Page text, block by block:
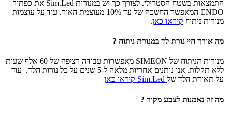
התמצאות בשטח הסטרילי. לצורך כך יש במנורות Sim.Led את כפתור
ENDO המאפשר החשכה של עד 10% מעוצמת האור. עוד על עוצמות
מנורות ניתוח קיראו כאן.
מה אורך חיי נורת לד במנורת ניתוח ?
מנורות הניתוח של SIMEON מאפשרות עבודה רציפה של 60 אלף שעות
ללא תקלות. אנו נותנים אחריות מלאה ל-5 שנים על כל נורות הלד. עוד
על תאורת הלד של
מה זה נאמנות לצבע מקור ?